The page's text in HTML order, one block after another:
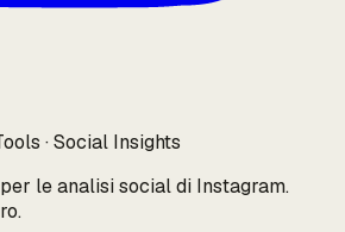
· Social Insights
le analisi social di Instagram.